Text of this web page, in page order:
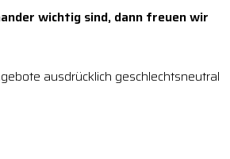
wichtig sind, dann freuen wir
ausdrücklich geschlechtsneutral